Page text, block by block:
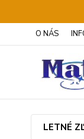
O NÁS
LETNÉ